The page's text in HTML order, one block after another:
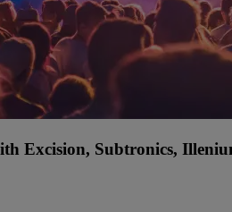
Excision, Subtronics,